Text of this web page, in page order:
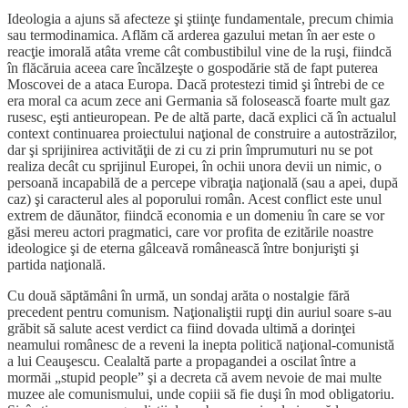
Ideologia a ajuns să afecteze şi ştiinţe fundamentale, precum chimia
sau termodinamica. Aflăm că arderea gazului metan în aer este o
reacţie imorală atâta vreme cât combustibilul vine de la ruşi, fiindcă
în flăcăruia aceea care încălzeşte o gospodărie stă de fapt puterea
Moscovei de a ataca Europa. Dacă protestezi timid şi întrebi de ce
era moral ca acum zece ani Germania să folosească foarte mult gaz
rusesc, eşti antieuropean. Pe de altă parte, dacă explici că în actualul
context continuarea proiectului naţional de construire a autostrăzilor,
dar şi sprijinirea activităţii de zi cu zi prin împrumuturi nu se pot
realiza decât cu sprijinul Europei, în ochii unora devii un nimic, o
persoană incapabilă de a percepe vibraţia naţională (sau a apei, după
caz) şi caracterul ales al poporului român. Acest conflict este unul
extrem de dăunător, fiindcă economia e un domeniu în care se vor
găsi mereu actori pragmatici, care vor profita de ezitările noastre
ideologice şi de eterna gâlceavă românească între bonjurişti şi
partida naţională.
Cu două săptămâni în urmă, un sondaj arăta o nostalgie fără
precedent pentru comunism. Naţionaliştii rupţi din auriul soare s-au
grăbit să salute acest verdict ca fiind dovada ultimă a dorinţei
neamului românesc de a reveni la inepta politică naţional-comunistă
a lui Ceauşescu. Cealaltă parte a propagandei a oscilat între a
mormăi „stupid people” şi a decreta că avem nevoie de mai multe
muzee ale comunismului, unde copiii să fie duşi în mod obligatoriu.